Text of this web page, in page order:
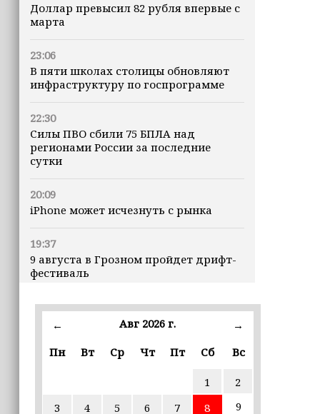
Доллар превысил 82 рубля впервые с
марта
23:06
В пяти школах столицы обновляют
инфраструктуру по госпрограмме
22:30
Силы ПВО сбили 75 БПЛА над
регионами России за последние
сутки
20:09
iPhone может исчезнуть с рынка
19:37
9 августа в Грозном пройдет дрифт-
фестиваль
17:30
Эксперт объяснил, почему не стоит
обходчиков в рамках проекта
← Авг 2026 г.
→
Пн
Вт Ср Чт Пт Сб Вс
1
2
3
4 5 6 7 8
9